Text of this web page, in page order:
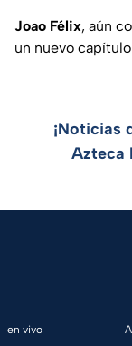
Joao Félix, aún
un nuevo
¡Noticias
Azteca
en vivo